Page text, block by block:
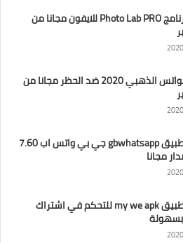
تحميل برنامج Photo Lab PRO للايفون مجانا من
تحميل الواتس الذهبي 2020 ضد الحظر مجانا من
تحميل تطبيق gbwhatsapp جي بي واتس اب 7.60
مجانا
تحميل تطبيق my we apk للتحكم في اشتراك
بسهولة